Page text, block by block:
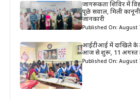
जागरूकता शिविर में
पूछे सवाल, मिली
जानकारी
Published On: August
आईटीआई में दाखिले के
आज से शुरू, 11
Published On: August